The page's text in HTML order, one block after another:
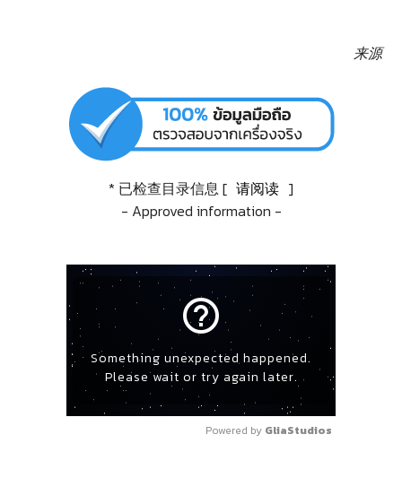
来源
* 已检查目录信息 [ 请阅读 ]
- Approved information -
help_outline
Something unexpected happened.
Please wait or try again later.
Powered by GliaStudios